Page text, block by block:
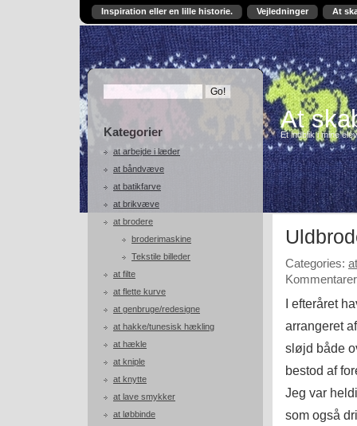
Inspiration eller en lille historie. Vejledninger At
Kategorier
at arbejde i læder
at båndvæve
at batikfarve
at brikvæve
at brodere
broderimaskine
Tekstile billeder
at filte
at flette kurve
at genbruge/redesigne
at hakke/tunesisk hækling
at hækle
at kniple
at knytte
at lave smykker
at løbbinde
At
Et indblik i mine
Categories:
I efteråret
arrangeret
sløjd både
bestod af
Jeg var
som også